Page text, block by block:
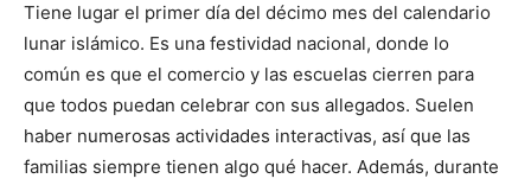
Tiene lugar el primer día del décimo mes del calendario
lunar islámico. Es una festividad nacional, donde lo
común es que el comercio y las escuelas cierren para
que todos puedan celebrar con sus allegados. Suelen
haber numerosas actividades interactivas, así que las
familias siempre tienen algo qué hacer. Además, durante